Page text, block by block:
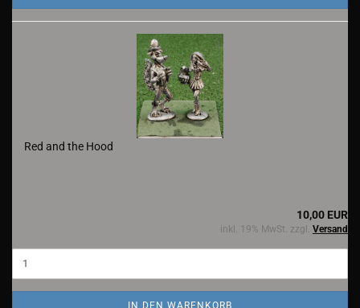
Red and the Hood
10,00 EUR
inkl. 19% MwSt. zzgl. Versand
IN DEN WARENKORB